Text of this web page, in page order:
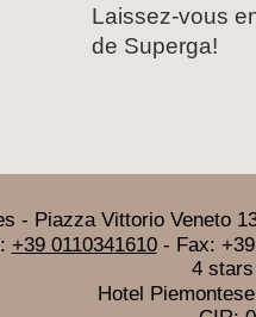
Laissez-vous
de Superga!
- Piazza Vittorio Veneto
+39 0110341610- Fax:
4
Hotel